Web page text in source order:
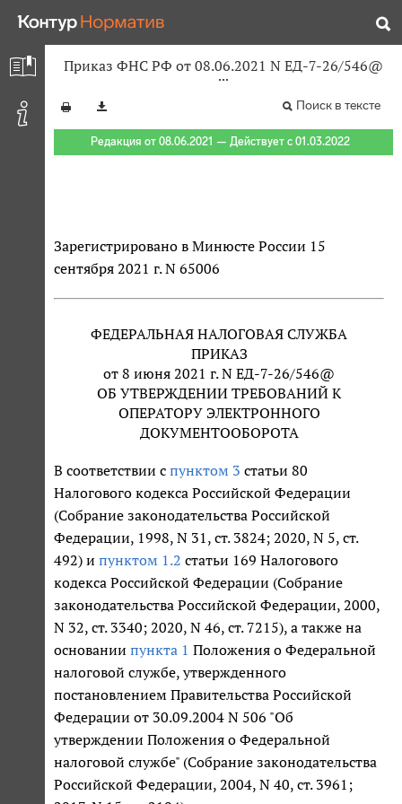
Приказ ФНС РФ от 08.06.2021 N ЕД-7-26/546@
Поиск в тексте
Редакция от 08.06.2021 — Действует с 01.03.2022
Зарегистрировано в Минюсте России 15
сентября 2021 г. N 65006
ФЕДЕРАЛЬНАЯ НАЛОГОВАЯ СЛУЖБА
ПРИКАЗ
от 8 июня 2021 г. N ЕД-7-26/546@
ОБ УТВЕРЖДЕНИИ ТРЕБОВАНИЙ К
ОПЕРАТОРУ ЭЛЕКТРОННОГО
ДОКУМЕНТООБОРОТА
В соответствии с пунктом 3 статьи 80
Налогового кодекса Российской Федерации
(Собрание законодательства Российской
Федерации, 1998, N 31, ст. 3824; 2020, N 5, ст.
492) и пунктом 1.2 статьи 169 Налогового
кодекса Российской Федерации (Собрание
законодательства Российской Федерации, 2000,
N 32, ст. 3340; 2020, N 46, ст. 7215), а также на
основании пункта 1 Положения о Федеральной
налоговой службе, утвержденного
постановлением Правительства Российской
Федерации от 30.09.2004 N 506 "Об
утверждении Положения о Федеральной
налоговой службе" (Собрание законодательства
Российской Федерации, 2004, N 40, ст. 3961;